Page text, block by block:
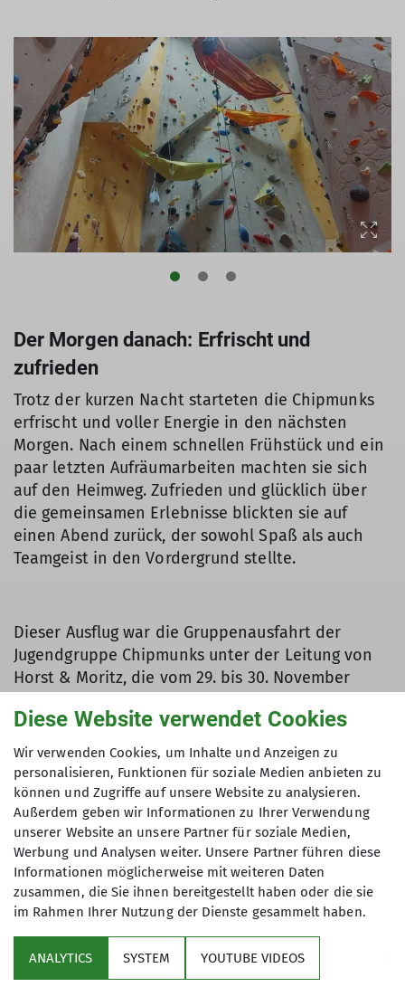
Der Morgen danach: Erfrischt und
zufrieden
Trotz der kurzen Nacht starteten die Chipmunks
erfrischt und voller Energie in den nächsten
Morgen. Nach einem schnellen Frühstück und ein
paar letzten Aufräumarbeiten machten sie sich
auf den Heimweg. Zufrieden und glücklich über
die gemeinsamen Erlebnisse blickten sie auf
einen Abend zurück, der sowohl Spaß als auch
Teamgeist in den Vordergrund stellte.
Dieser Ausflug war die Gruppenausfahrt der
Jugendgruppe Chipmunks unter der Leitung von
Horst & Moritz, die vom 29. bis 30. November
eine Gruppenausfahrt organisieren? Dann
informiere dichhier. Wir freuen uns auf dich!
Service
Diese Website verwendet Cookies
Wir verwenden Cookies, um Inhalte und Anzeigen zu
personalisieren, Funktionen für soziale Medien anbieten zu
können und Zugriffe auf unsere Website zu analysieren.
Außerdem geben wir Informationen zu Ihrer Verwendung
unserer Website an unsere Partner für soziale Medien,
Werbung und Analysen weiter. Unsere Partner führen diese
Informationen möglicherweise mit weiteren Daten
zusammen, die Sie ihnen bereitgestellt haben oder die sie
im Rahmen Ihrer Nutzung der Dienste gesammelt haben.
ANALYTICS SYSTEM YOUTUBE VIDEOS